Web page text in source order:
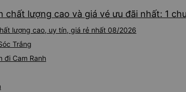
liên tục hỏi trên Google
khách sạn của chúng tôi
lượng cao và giá vé ưu đãi nhất: 1
lượng cao, uy tín, giá rẻ nhất 08/2026
Trắng
đi Cam Ranh